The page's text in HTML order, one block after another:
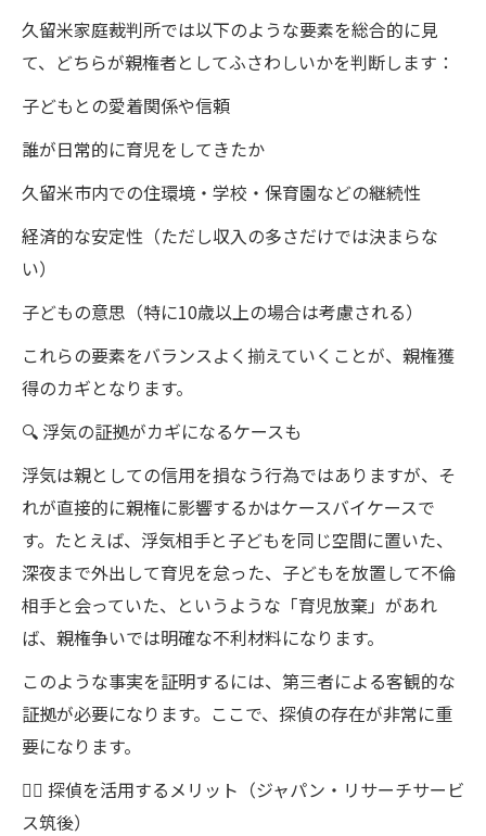
久留米家庭裁判所では以下のような要素を総合的に見
て、どちらが親権者としてふさわしいかを判断します：
子どもとの愛着関係や信頼
誰が日常的に育児をしてきたか
久留米市内での住環境・学校・保育園などの継続性
経済的な安定性（ただし収入の多さだけでは決まらな
い）
子どもの意思（特に10歳以上の場合は考慮される）
これらの要素をバランスよく揃えていくことが、親権獲
得のカギとなります。
🔍 浮気の証拠がカギになるケースも
浮気は親としての信用を損なう行為ではありますが、そ
れが直接的に親権に影響するかはケースバイケースで
す。たとえば、浮気相手と子どもを同じ空間に置いた、
深夜まで外出して育児を怠った、子どもを放置して不倫
相手と会っていた、というような「育児放棄」があれ
ば、親権争いでは明確な不利材料になります。
このような事実を証明するには、第三者による客観的な
証拠が必要になります。ここで、探偵の存在が非常に重
要になります。
🕵️‍♂️ 探偵を活用するメリット（ジャパン・リサーチサービ
ス筑後）